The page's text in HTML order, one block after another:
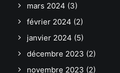
mars 2024 (3)
février 2024 (2)
janvier 2024 (5)
décembre 2023 (2)
novembre 2023 (2)